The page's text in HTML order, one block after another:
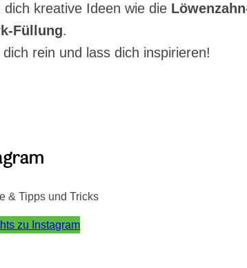
kreative Ideen wie die
Füllung.
rein und lass dich inspirieren!
& Tipps und Tricks
zu Instagram